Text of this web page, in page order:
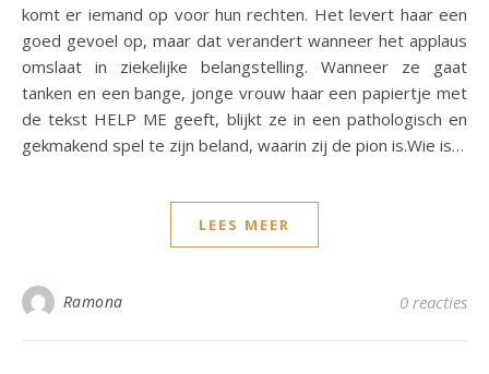
komt er iemand op voor hun rechten. Het levert haar een
goed gevoel op, maar dat verandert wanneer het applaus
omslaat in ziekelijke belangstelling. Wanneer ze gaat
tanken en een bange, jonge vrouw haar een papiertje met
de tekst HELP ME geeft, blijkt ze in een pathologisch en
gekmakend spel te zijn beland, waarin zij de pion is.Wie is…
LEES MEER
Ramona 0 reacties